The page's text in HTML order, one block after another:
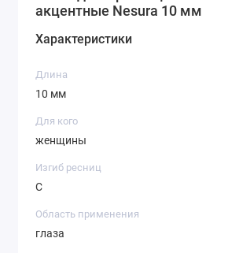
Nesura!
акцентные Nesura 10 мм
Характеристики
Длина
10 мм
Для кого
женщины
Изгиб ресниц
С
Область применения
глаза